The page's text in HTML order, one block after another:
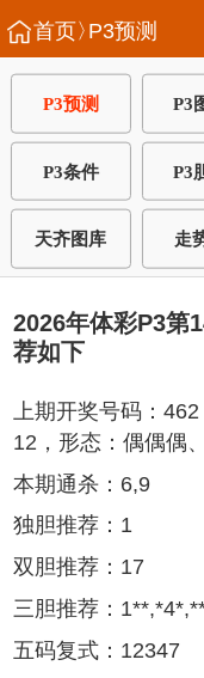
首页〉P3预测
P3预测 P3
P3条件 P3
天齐图库 走
2026年体彩P3第
荐如下
上期开奖号码：
12，形态：偶偶偶
本期通杀：6,9
独胆推荐：1
双胆推荐：17
三胆推荐：
五码复式：12347